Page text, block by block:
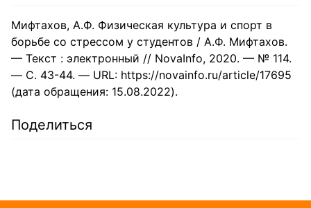
Мифтахов, А.Ф. Физическая культура и спорт в
борьбе со стрессом у студентов / А.Ф. Мифтахов.
— Текст : электронный // NovaInfo, 2020. — № 114.
— С. 43-44. — URL: https://novainfo.ru/article/17695
(дата обращения: 15.08.2022).
Поделиться